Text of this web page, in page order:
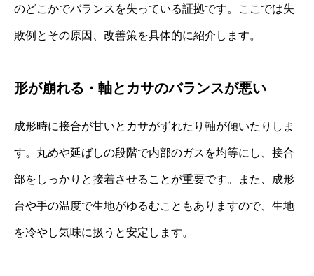
のどこかでバランスを失っている証拠です。ここでは失
敗例とその原因、改善策を具体的に紹介します。
形が崩れる・軸とカサのバランスが悪い
成形時に接合が甘いとカサがずれたり軸が傾いたりしま
す。丸めや延ばしの段階で内部のガスを均等にし、接合
部をしっかりと接着させることが重要です。また、成形
台や手の温度で生地がゆるむこともありますので、生地
を冷やし気味に扱うと安定します。